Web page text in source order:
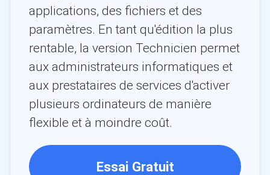
applications, des fichiers et des
paramètres. En tant qu'édition la plus
rentable, la version Technicien permet
aux administrateurs informatiques et
aux prestataires de services d'activer
plusieurs ordinateurs de manière
flexible et à moindre coût.
Essai Gratuit